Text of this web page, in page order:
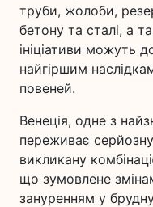
труби, жолоби,
бетону та сталі, а
ініціативи можуть
найгіршим
повеней.
Венеція, одне з
переживає
викликану
що зумовлене
зануренням у